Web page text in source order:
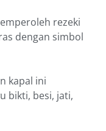
rezeki
dengan simbol
kapal ini
bikti, besi, jati,